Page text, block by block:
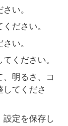
い。
ださい。
い。
ください。
明るさ、コ
してくださ
設定を保存し